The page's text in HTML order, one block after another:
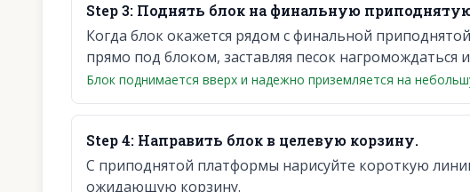
Step3: Поднять блок на финальную
Когда блок окажется рядом с финальной
прямо под блоком, заставляя песок нагромождаться
Блок поднимается вверх и надежно приземляется на
Step4: Направить блок в целевую корзину.
С приподнятой платформы нарисуйте короткую
ожидающую корзину.